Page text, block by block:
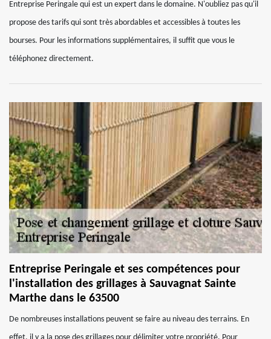
Entreprise Peringale qui est un expert dans le domaine. N'oubliez pas qu'il
propose des tarifs qui sont très abordables et accessibles à toutes les
bourses. Pour les informations supplémentaires, il suffit que vous le
téléphonez directement.
Entreprise Peringale et ses compétences pour
l'installation des grillages à Sauvagnat Sainte
Marthe dans le 63500
De nombreuses installations peuvent se faire au niveau des terrains. En